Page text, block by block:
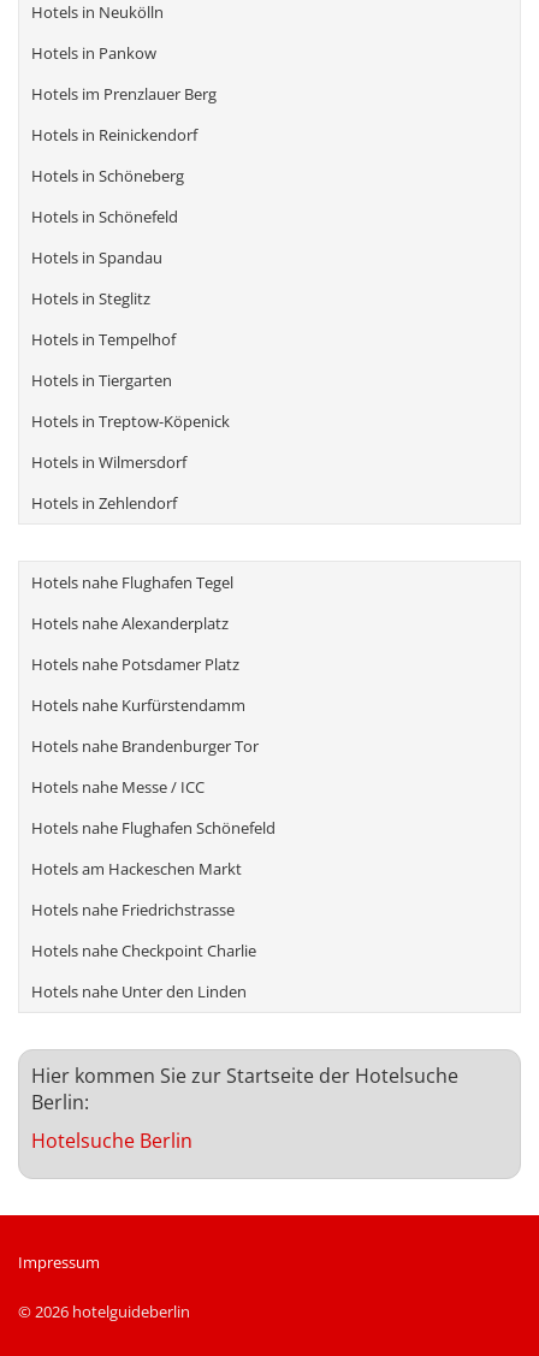
Hotels in Neukölln
Hotels in Pankow
Hotels im Prenzlauer Berg
Hotels in Reinickendorf
Hotels in Schöneberg
Hotels in Schönefeld
Hotels in Spandau
Hotels in Steglitz
Hotels in Tempelhof
Hotels in Tiergarten
Hotels in Treptow-Köpenick
Hotels in Wilmersdorf
Hotels in Zehlendorf
Hotels nahe Flughafen Tegel
Hotels nahe Alexanderplatz
Hotels nahe Potsdamer Platz
Hotels nahe Kurfürstendamm
Hotels nahe Brandenburger Tor
Hotels nahe Messe / ICC
Hotels nahe Flughafen Schönefeld
Hotels am Hackeschen Markt
Hotels nahe Friedrichstrasse
Hotels nahe Checkpoint Charlie
Hotels nahe Unter den Linden
Hier kommen Sie zur Startseite der Hotelsuche
Berlin:
Hotelsuche Berlin
Impressum
© 2026 hotelguideberlin